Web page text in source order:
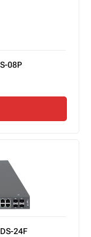
08P
24F